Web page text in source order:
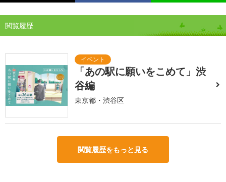
閲覧履歴
「あの駅に願いをこめて」渋
谷編
東京都・渋谷区
閲覧履歴をもっと見る